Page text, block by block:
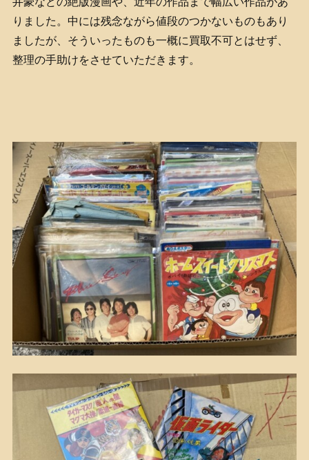
りました。中には残念ながら値段のつかないものもあり
ましたが、そういったものも一概に買取不可とはせず、
整理の手助けをさせていただきます。